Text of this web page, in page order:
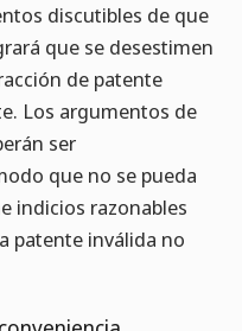
discutibles de que
que se desestimen
de patente
Los argumentos de
ser
que no se pueda
indicios razonables
patente inválida no